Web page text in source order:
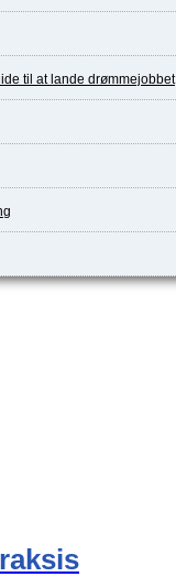
til at lande drømmejobbet